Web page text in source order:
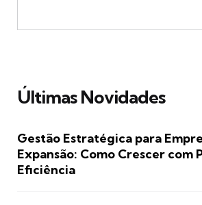
Últimas Novidades
Gestão Estratégica para
Expansão: Como Crescer com
Eficiência